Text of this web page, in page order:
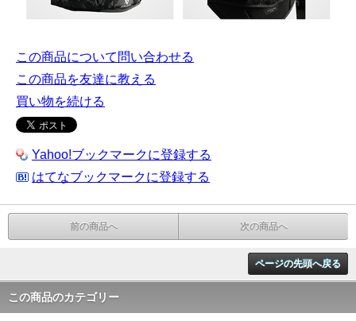
この商品について問い合わせる
この商品を友達に教える
買い物を続ける
Yahoo!ブックマークに登録する
はてなブックマークに登録する
前の商品へ 次の商品へ
ページの先頭へ戻る
この商品のカテゴリー